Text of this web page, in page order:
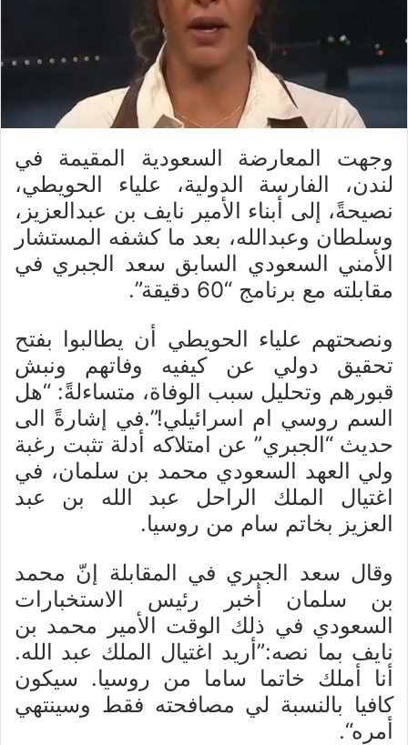
وجهت المعارضة السعودية المقيمة في
لندن، الفارسة الدولية، علياء الحويطي،
نصيحةً، إلى أبناء الأمير نايف بن عبدالعزيز،
وسلطان وعبدالله، بعد ما كشفه المستشار
الأمني السعودي السابق سعد الجبري في
مقابلته مع برنامج “60 دقيقة”.
ونصحتهم علياء الحويطي أن يطالبوا بفتح
تحقيق دولي عن كيفيه وفاتهم ونبش
قبورهم وتحليل سبب الوفاة، متساءلةً: “هل
السم روسي ام اسرائيلي!”.في إشارةً الى
حديث “الجبري” عن امتلاكه أدلة تثبت رغبة
ولي العهد السعودي محمد بن سلمان، في
اغتيال الملك الراحل عبد الله بن عبد
العزيز بخاتم سام من روسيا.
وقال سعد الجبري في المقابلة إنّ محمد
بن سلمان أخبر رئيس الاستخبارات
السعودي في ذلك الوقت الأمير محمد بن
نايف بما نصه:”أريد اغتيال الملك عبد الله.
أنا أملك خاتما ساما من روسيا. سيكون
كافيا بالنسبة لي مصافحته فقط وسينتهي
أمره“.